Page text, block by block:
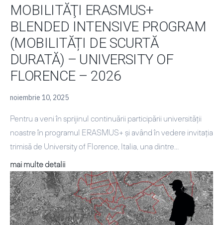
MOBILITĂŢI ERASMUS+
BLENDED INTENSIVE PROGRAM
(MOBILITĂȚI DE SCURTĂ
DURATĂ) – UNIVERSITY OF
FLORENCE – 2026
noiembrie 10, 2025
Pentru a veni în sprijinul continuării participării universității
noastre în programul ERASMUS+ și având în vedere invitația
trimisă de University of Florence, Italia, una dintre…
mai multe detaliiMOBILITĂŢI
ERASMUS+
BLENDED
INTENSIVE
PROGRAM